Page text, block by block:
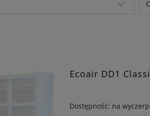
Ecoair DD1
Dostępność: na